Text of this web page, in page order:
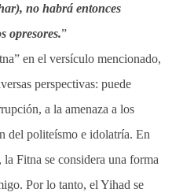
no habrá entonces
opresores.”
en el versículo mencionado,
perspectivas: puede
a la amenaza a los
del politeísmo e idolatría. En
la Fitna se considera una forma
Por lo tanto, el Yihad se